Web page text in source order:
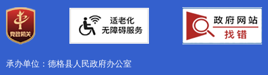
承办单位：德格县人民政府办公室